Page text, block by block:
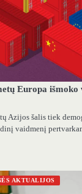
Europa išmoko
Azijos šalis tiek
vaidmenį
AKTUALIJOS